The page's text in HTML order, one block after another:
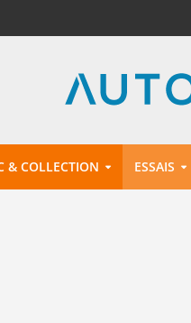
& COLLECTION ESSAIS